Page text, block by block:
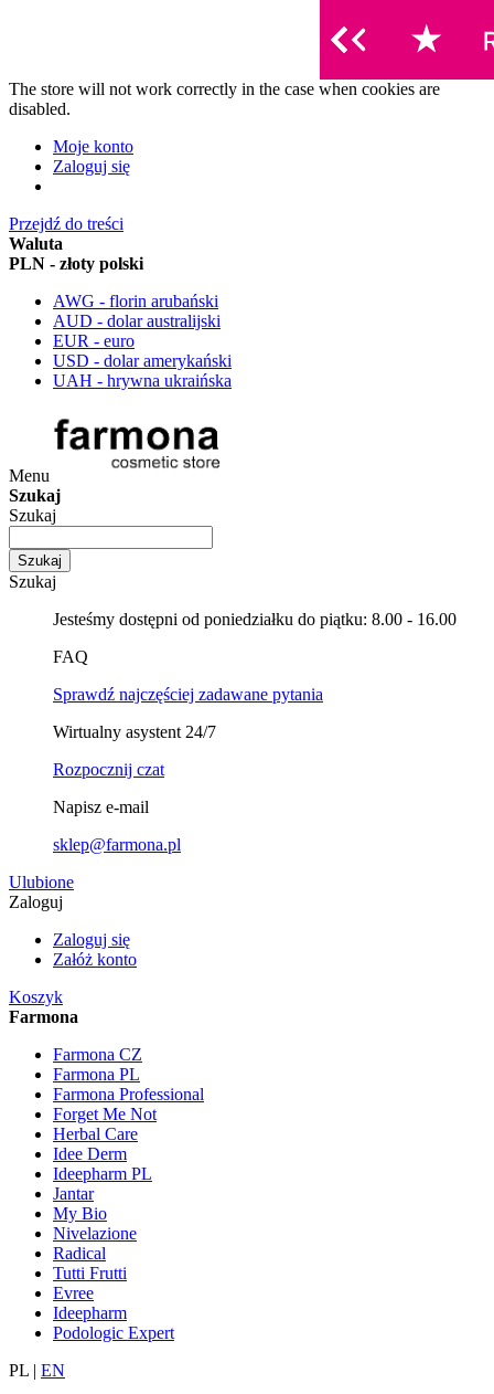
The store will not work correctly in the case when cookies are
disabled.
Moje konto
Zaloguj się
Przejdź do treści
Waluta
PLN - złoty polski
AWG - florin arubański
AUD - dolar australijski
EUR - euro
USD - dolar amerykański
UAH - hrywna ukraińska
Menu
Szukaj
Szukaj
Szukaj
Szukaj
Jesteśmy dostępni od poniedziałku do piątku: 8.00 - 16.00
FAQ
Sprawdź najczęściej zadawane pytania
Wirtualny asystent 24/7
Rozpocznij czat
Napisz e-mail
sklep@farmona.pl
Ulubione
Zaloguj
Zaloguj się
Załóż konto
Koszyk
Farmona
Farmona CZ
Farmona PL
Farmona Professional
Forget Me Not
Herbal Care
Idee Derm
Ideepharm PL
Jantar
My Bio
Nivelazione
Radical
Tutti Frutti
Evree
Ideepharm
Podologic Expert
PL | EN